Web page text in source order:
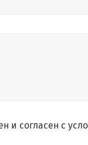
и согласен с